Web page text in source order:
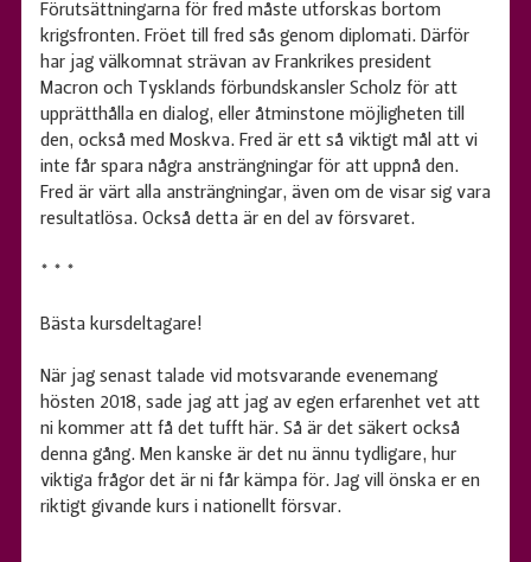
Förutsättningarna för fred måste utforskas bortom
krigsfronten. Fröet till fred sås genom diplomati. Därför
har jag välkomnat strävan av Frankrikes president
Macron och Tysklands förbundskansler Scholz för att
upprätthålla en dialog, eller åtminstone möjligheten till
den, också med Moskva. Fred är ett så viktigt mål att vi
inte får spara några ansträngningar för att uppnå den.
Fred är värt alla ansträngningar, även om de visar sig vara
resultatlösa. Också detta är en del av försvaret.
* * *
Bästa kursdeltagare!
När jag senast talade vid motsvarande evenemang
hösten 2018, sade jag att jag av egen erfarenhet vet att
ni kommer att få det tufft här. Så är det säkert också
denna gång. Men kanske är det nu ännu tydligare, hur
viktiga frågor det är ni får kämpa för. Jag vill önska er en
riktigt givande kurs i nationellt försvar.